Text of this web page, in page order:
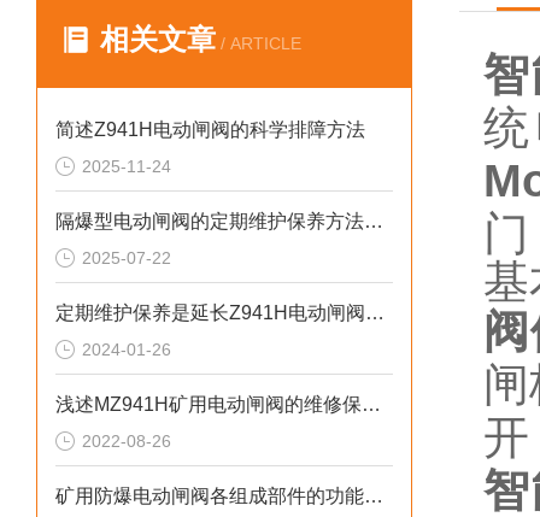
相关文章 / ARTICLE
简述Z941H电动闸阀的科学排障方法
2025-11-24
隔爆型电动闸阀的定期维护保养方法介绍
2025-07-22
定期维护保养是延长Z941H电动闸阀使用寿命关键因素
2024-01-26
浅述MZ941H矿用电动闸阀的维修保养方法
2022-08-26
矿用防爆电动闸阀各组成部件的功能特点介绍